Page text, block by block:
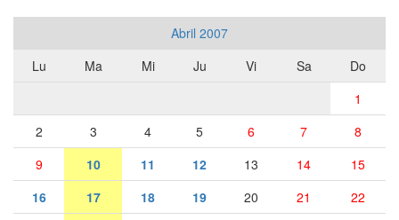
Abril 2007
Lu
Ma Mi Ju Vi Sa
Do
1
2
3 4 5 6 7
8
9
10 11 12 13 14
15
16
17 18 19 20 21
22